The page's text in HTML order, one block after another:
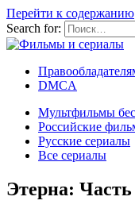
Перейти к содержанию
Search for:
DMCA
Мультфильмы
Российские
Русские сериалы
Все сериалы
Этерна: Часть